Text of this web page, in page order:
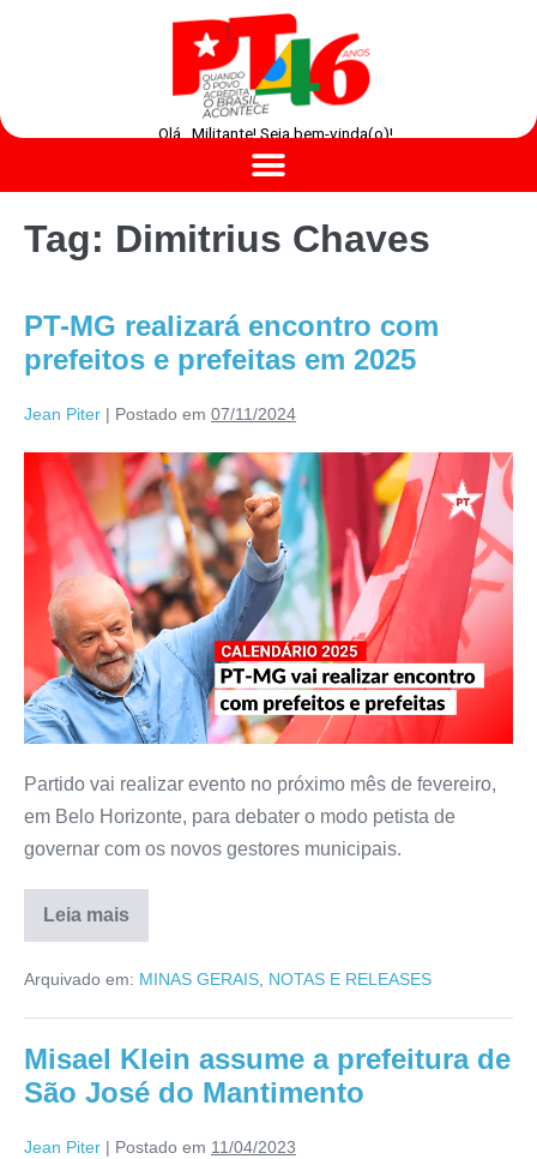
Olá , Militante! Seja bem-vinda(o)!
Tag: Dimitrius Chaves
PT-MG realizará encontro com
prefeitos e prefeitas em 2025
Jean Piter | Postado em 07/11/2024
Partido vai realizar evento no próximo mês de fevereiro,
em Belo Horizonte, para debater o modo petista de
governar com os novos gestores municipais.
Leia mais
Arquivado em: MINAS GERAIS NOTAS E RELEASES
Misael Klein assume a prefeitura de
São José do Mantimento
Jean Piter | Postado em 11/04/2023